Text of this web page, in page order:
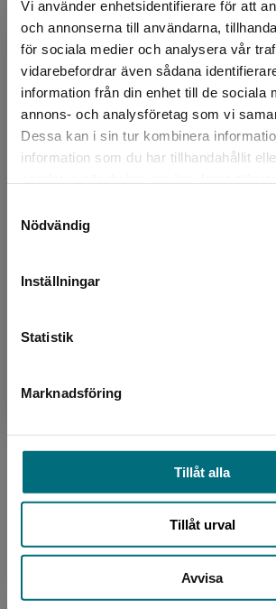
Vi använder enhetsidentifierare för att
och annonserna till användarna,
för sociala medier och analysera vår
vidarebefordrar även sådana
information från din enhet till de sociala
annons- och analysföretag som vi
Dessa kan i sin tur kombinera
information som du har tillhandahållit
Nödvändig
Inställningar
Statistik
Marknadsföring
Tillåt alla
Tillåt urval
Avvisa
Begränsad
Det verkar som att du besöker
nyponochviljaforlag.se via en enhet
Sverige. För att kunna slutföra ett
Upptäck våra nya lättlästa läslistor –
framtagna för att inspirera, stötta
alla elever i skolans
kureradeav Jenny Edvardsson –
Ladda ner läslistorna här (PDF)